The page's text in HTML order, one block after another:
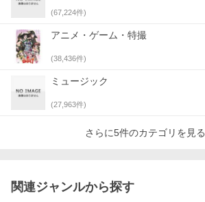
(67,224件)
アニメ・ゲーム・特撮
(38,436件)
ミュージック
(27,963件)
さらに5件のカテゴリを見る
関連ジャンルから探す